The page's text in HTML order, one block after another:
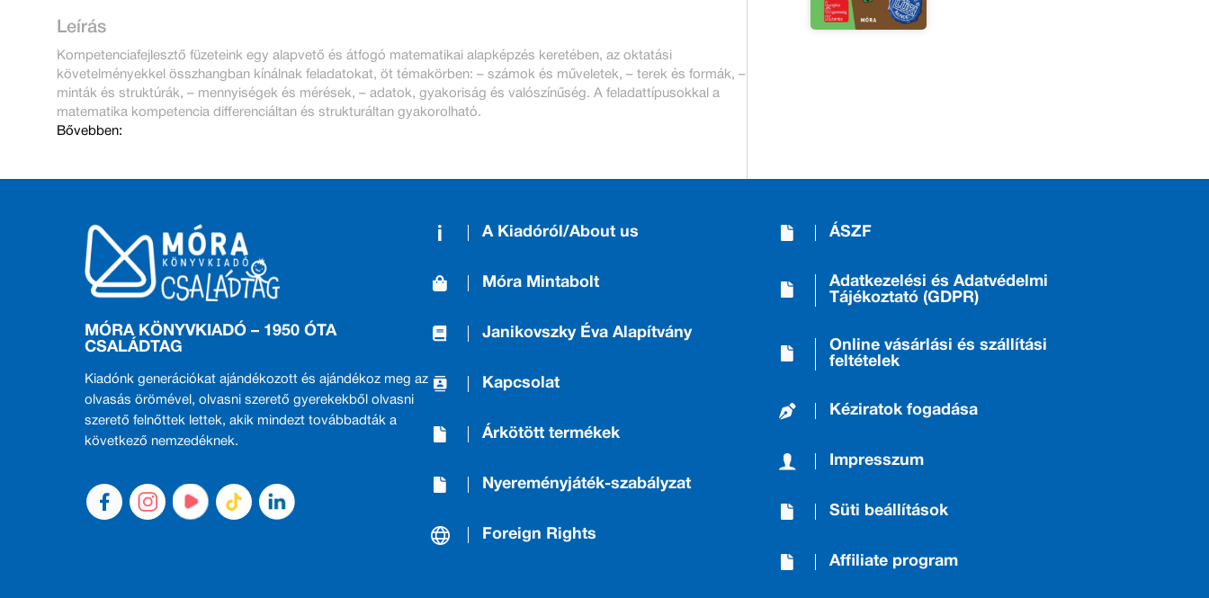
Leírás
Kompetenciafejlesztő füzeteink egy alapvető és átfogó matematikai alapképzés keretében, az oktatási
követelményekkel összhangban kínálnak feladatokat, öt témakörben: – számok és műveletek, – terek és formák, –
minták és struktúrák, – mennyiségek és mérések, – adatok, gyakoriság és valószínűség. A feladattípusokkal a
matematika kompetencia differenciáltan és strukturáltan gyakorolható.
Bővebben:
MÓRA KÖNYVKIADÓ – 1950 ÓTA
CSALÁDTAG
Kiadónk generációkat ajándékozott és ajándékoz meg az
olvasás örömével, olvasni szerető gyerekekből olvasni
szerető felnőttek lettek, akik mindezt továbbadták a
következő nemzedéknek.
A Kiadóról/About us
Móra Mintabolt
Janikovszky Éva Alapítvány
Kapcsolat
Árkötött termékek
Nyereményjáték-szabályzat
Foreign Rights
ÁSZF
Adatkezelési és Adatvédelmi
Tájékoztató (GDPR)
Online vásárlási és szállítási
feltételek
Kéziratok fogadása
Impresszum
Süti beállítások
Affiliate program